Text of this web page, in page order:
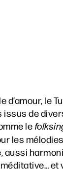
d’amour, le
de
le
les